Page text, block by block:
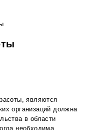
являются
организаций должна
в области
необходима